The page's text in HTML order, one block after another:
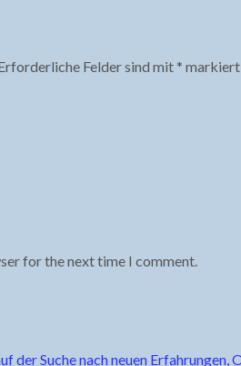
Felder sind mit* markiert
for the next time I comment.